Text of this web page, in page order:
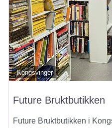
Kongsvinger
Future Bruktbutikken
Future Bruktbutikken i